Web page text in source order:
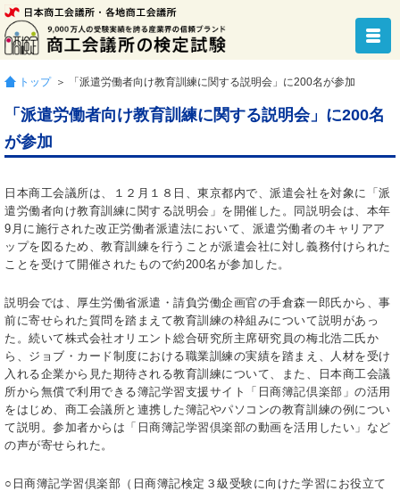
トップ ＞ 「派遣労働者向け教育訓練に関する説明会」に200名が参加
「派遣労働者向け教育訓練に関する説明会」に200名
が参加
日本商工会議所は、１２月１８日、東京都内で、派遣会社を対象に「派
遣労働者向け教育訓練に関する説明会」を開催した。同説明会は、本年
9月に施行された改正労働者派遣法において、派遣労働者のキャリアア
ップを図るため、教育訓練を行うことが派遣会社に対し義務付けられた
ことを受けて開催されたもので約200名が参加した。
説明会では、厚生労働省派遣・請負労働企画官の手倉森一郎氏から、事
前に寄せられた質問を踏まえて教育訓練の枠組みについて説明があっ
た。続いて株式会社オリエント総合研究所主席研究員の梅北浩二氏か
ら、ジョブ・カード制度における職業訓練の実績を踏まえ、人材を受け
入れる企業から見た期待される教育訓練について、また、日本商工会議
所から無償で利用できる簿記学習支援サイト「日商簿記倶楽部」の活用
をはじめ、商工会議所と連携した簿記やパソコンの教育訓練の例につい
て説明。参加者からは「日商簿記学習倶楽部の動画を活用したい」など
の声が寄せられた。
○日商簿記学習倶楽部（日商簿記検定３級受験に向けた学習にお役立て